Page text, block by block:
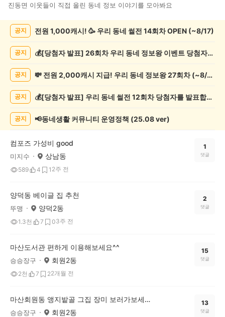
진동면 이웃들이 직접 올린 동네 정보 이야기를 모아봐요
록
공지 전원 1,000캐시! 🥳 우리 동네 썰전 14회차 OPEN (~8/17)
공지 💰[당첨자 발표] 26회차 우리 동네 정보왕 이벤트 당첨자를 발표합니다!
공지 💸 전원 2,000캐시 지급! 우리 동네 정보왕 27회차 (~8/10)
공지 💰[당첨자 발표] 우리 동네 썰전 12회차 당첨자를 발표합니다!
공지 📢동네생활 커뮤니티 운영정책 (25.08 ver)
컴포즈 가성비 good
미지수 상남동
589 4 1 2주 전
1
댓글
양덕동 베이글 집 추천
뚜맹 양덕2동
1.3천 7 03주 전
2
댓글
마산도서관 편하게 이용해보세요^^
승승장구 회원2동
2천 7 22개월 전
15
댓글
마산회원동 앵지밭골 그집 장미 보러가보세요^^
승승장구 회원2동
13
댓글